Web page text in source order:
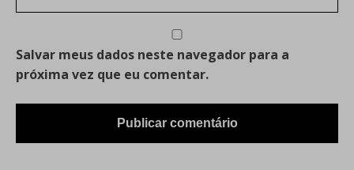
Salvar meus dados neste navegador para a
próxima vez que eu comentar.